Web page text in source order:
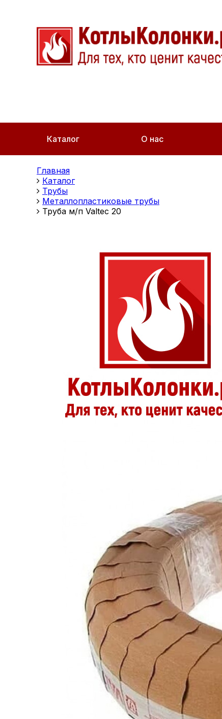
Каталог О нас
Главная
Каталог
Трубы
Металлопластиковые трубы
Труба м/п Valtec 20